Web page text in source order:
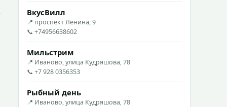
ВкусВилл
📍 проспект Ленина, 9
📞 +74956638602
Мильстрим
📍 Иваново, улица Кудряшова, 78
📞 +7 928 0356353
Рыбный день
📍 Иваново, улица Кудряшова, 78